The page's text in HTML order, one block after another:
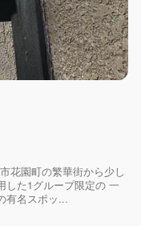
花園町の繁華街から少し
した1グループ限定の 一
有名スポッ...